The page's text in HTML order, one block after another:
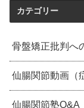
カテゴリー
骨盤矯正批判へ
仙腸関節動画（
仙腸関節塾Q&A